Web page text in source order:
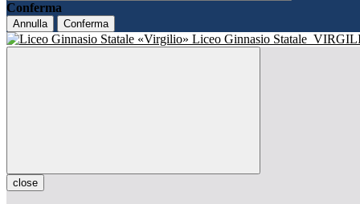
Conferma
Annulla Conferma
Liceo Ginnasio Statale
close